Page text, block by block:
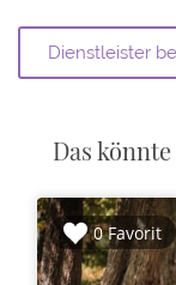
Das
0 Favorit